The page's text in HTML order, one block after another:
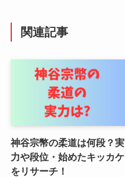
関連記事
神谷宗幣の柔道は何段？実
力や段位・始めたキッカケ
をリサーチ！